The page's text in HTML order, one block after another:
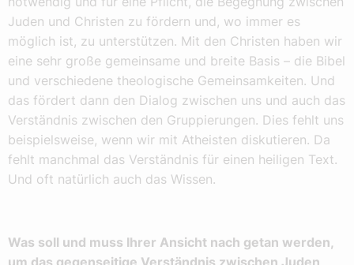
Juden und Christen zu fördern und, wo immer es
möglich ist, zu unterstützen. Mit den Christen haben wir
eine sehr große gemeinsame und breite Basis – die Bibel
und verschiedene theologische Gemeinsamkeiten. Und
das fördert dann den Dialog zwischen uns und auch das
Verständnis zwischen den Gruppierungen. Dies fehlt uns
beispielsweise, wenn wir mit Atheisten diskutieren. Da
fehlt manchmal das Verständnis für einen heiligen Text.
Und oft natürlich auch das Wissen.
Was soll und muss Ihrer Ansicht nach getan werden,